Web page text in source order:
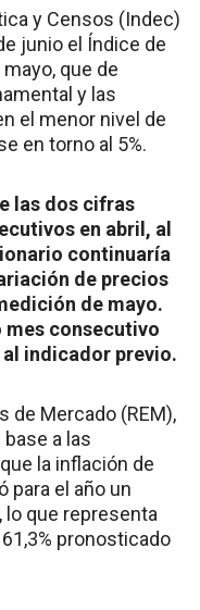
y Censos (Indec)
junio el Índice de
que de
y las
el menor nivel de
en torno al 5%.
las dos cifras
en abril, al
continuaría
de precios
de mayo.
mes consecutivo
indicador previo.
de Mercado (REM),
a las
la inflación de
para el año un
lo que representa
pronosticado